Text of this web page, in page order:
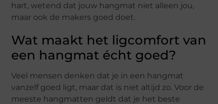
hart, wetend dat jouw hangmat niet alleen jou,
maar ook de makers goed doet.
Wat maakt het ligcomfort van
een hangmat écht goed?
Veel mensen denken dat je in een hangmat
vanzelf goed ligt, maar dat is niet altijd zo. Voor de
meeste hangmatten geldt dat je het beste